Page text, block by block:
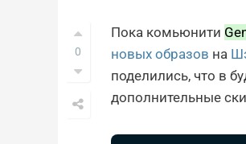
0
Пока комьюнити
новых образов на
поделились, что в
дополнительные